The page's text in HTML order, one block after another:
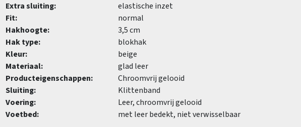
Extra sluiting:
elastische inzet
Fit:
normal
Hakhoogte:
3,5 cm
Hak type:
blokhak
Kleur:
beige
Materiaal:
glad leer
Producteigenschappen:
Chroomvrij gelooid
Sluiting:
Klittenband
Voering:
Leer, chroomvrij gelooid
Voetbed:
met leer bedekt, niet verwisselbaar